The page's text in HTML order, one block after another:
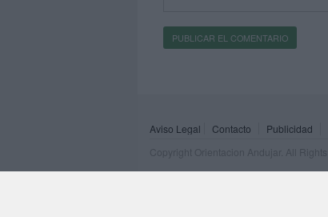
Aviso Legal Contacto Publicidad